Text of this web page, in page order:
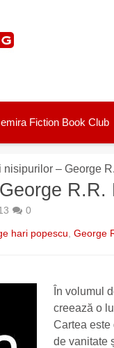
Fiction Book Club
nisipurilor – George
R.R.
0
hari popescu George
În volumul
creează o
Cartea este
de vanitate